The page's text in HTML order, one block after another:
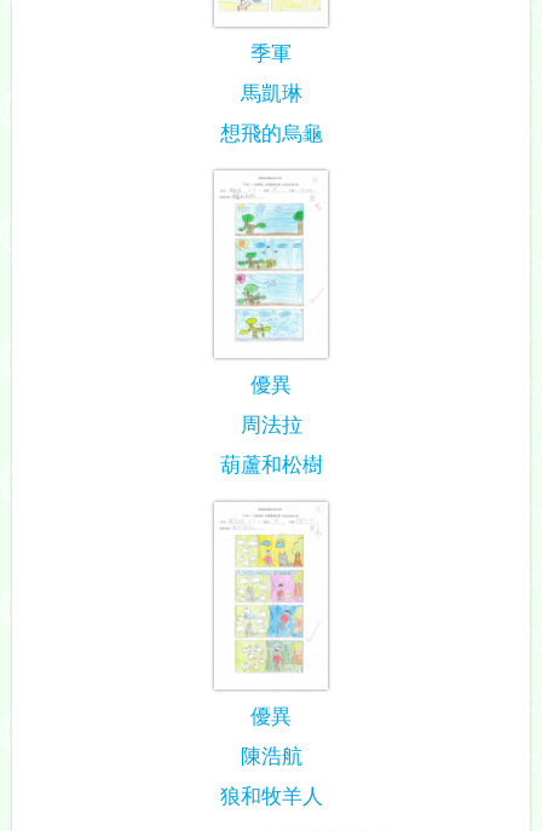
季軍
馬凱琳
想飛的烏龜
優異
周法拉
葫蘆和松樹
優異
陳浩航
狼和牧羊人